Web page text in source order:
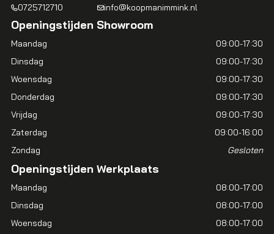
0725712710
info@koopmanimmink.nl
Openingstijden Showroom
Maandag
09:00-17:30
Dinsdag
09:00-17:30
Woensdag
09:00-17:30
Donderdag
09:00-17:30
Vrijdag
09:00-17:30
Zaterdag
09:00-16:00
Zondag
Gesloten
Openingstijden Werkplaats
Maandag
08:00-17:00
Dinsdag
08:00-17:00
Woensdag
08:00-17:00